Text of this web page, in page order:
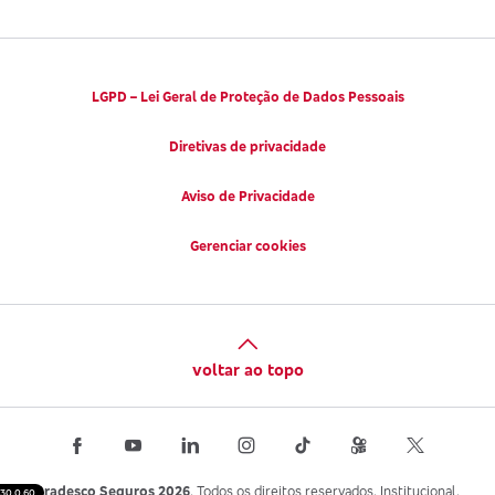
30.0.60
LGPD – Lei Geral de Proteção de Dados Pessoais
Diretivas de privacidade
Aviso de Privacidade
Gerenciar cookies
voltar ao topo
Bradesco Seguros 2026. Todos os direitos reservados. Institucional.